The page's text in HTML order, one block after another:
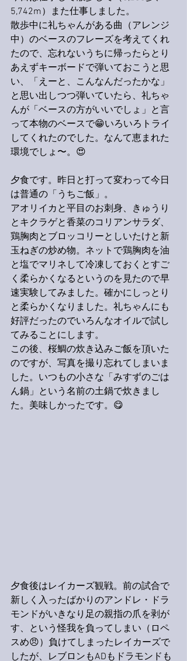
5,742m）また仕事しました。
散歩中に礼ちゃんがある曲（アレンジ
中）のベースのフレーズを考えてくれ
たので、忘れないうちに帰ったらとり
あえずキーボードで弾いておこうと思
い、「えーと、こんなんだったかな」
と思い出しつつ弾いていたら、礼ちゃ
んが「ベースの方がいいでしょ」と言
って本物のベースで😁いろいろトライ
してくれたのでした。なんて恵まれた
環境でしょ〜。😍
夕食です。昨日と打って変わって今日
は普通の「うちご飯」。
アオリイカと平目のお刺身、きゅうり
とキクラゲと香菜のコリアンサラダ、
鶏胸肉とブロッコリーとしいたけと新
玉ねぎの炒め物。ネットで鶏胸肉を油
と塩でマリネして冷凍しておくとすご
く柔らかくなるというのを見たので早
速実験してみました。確かにしっとり
と柔らかくなりました。礼ちゃんにも
好評だったのでいろんなオイルで試し
てみることにします。
この後、桜鯛の炊き込みご飯を頂いた
のですが、写真を撮り忘れてしまいま
した。いつもの小さな「みすずのごは
ん鍋」という名前の土鍋で炊きまし
た。美味しかったです。😋
夕食後はレイカーズ観戦。前の試合で
新しく入ったばかりのアンドレ・ドラ
モンドがいきなり足の親指の爪を剥が
す、という怪我を負ってしまい（ロペ
スめ😠）負けてしまったレイカーズで
したが、レブロンもADもドラモンドも